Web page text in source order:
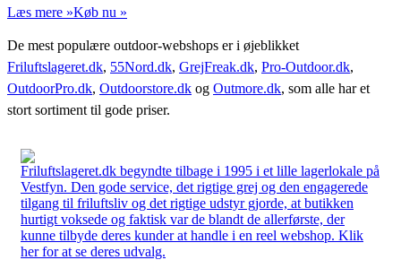
Læs mere »Køb nu »
De mest populære outdoor-webshops er i øjeblikket
Friluftslageret.dk, 55Nord.dk, GrejFreak.dk, Pro-Outdoor.dk,
OutdoorPro.dk, Outdoorstore.dk og Outmore.dk, som alle har et
stort sortiment til gode priser.
Friluftslageret.dk begyndte tilbage i 1995 i et lille lagerlokale på
Vestfyn. Den gode service, det rigtige grej og den engagerede
tilgang til friluftsliv og det rigtige udstyr gjorde, at butikken
hurtigt voksede og faktisk var de blandt de allerførste, der
kunne tilbyde deres kunder at handle i en reel webshop. Klik
her for at se deres udvalg.